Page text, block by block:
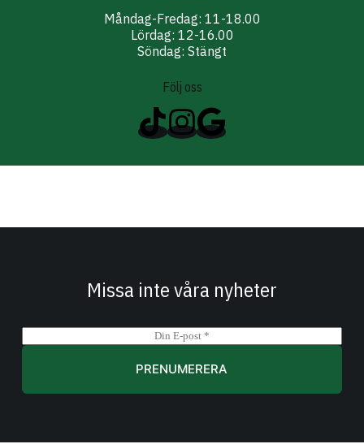
Måndag-Fredag: 11-18.00
Lördag: 12-16.00
Söndag: Stängt
Följ oss
Missa inte våra nyheter
m
l
PRENUMERERA